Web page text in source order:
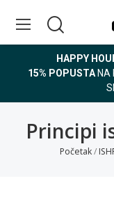
HAPPY
15% POPUSTA NA
Principi
Početak